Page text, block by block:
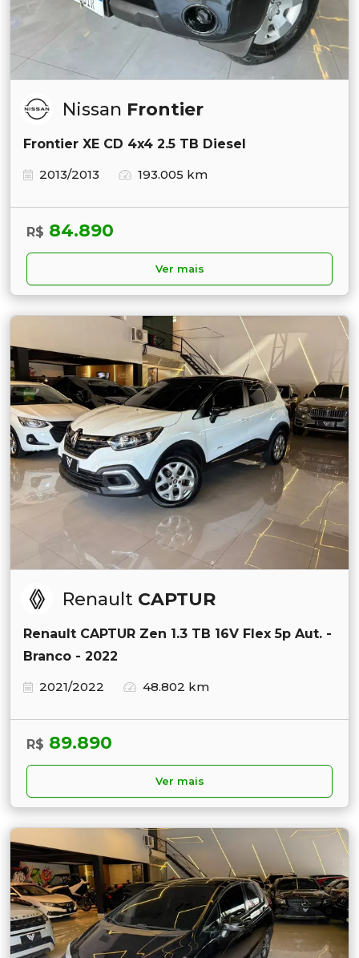
Nissan Frontier
Frontier XE CD 4x4 2.5 TB Diesel
2013/2013
193.005 km
R$ 84.890
Ver mais
Renault CAPTUR
Renault CAPTUR Zen 1.3 TB 16V Flex 5p Aut. -
Branco - 2022
2021/2022
48.802 km
R$ 89.890
Ver mais